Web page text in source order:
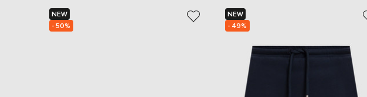
NEW
- 50%
NEW
- 49%